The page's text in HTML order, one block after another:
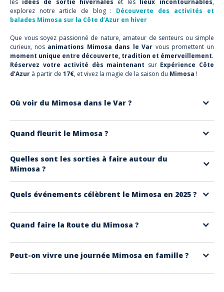
les idées de sortie hivernales et les lieux incontournables,
explorez notre article de blog : Découverte des activités et
balades Mimosa sur la Côte d’Azur en hiver
Que vous soyez passionné de nature, amateur de senteurs ou simple
curieux, nos animations Mimosa dans le Var vous promettent un
moment unique entre découverte, tradition et émerveillement.
Réservez votre activité dès maintenant sur Expérience Côte
d’Azur à partir de 17€, et vivez la magie de la saison du Mimosa !
Où voir du Mimosa dans le Var ?
vallon de la GaillardeauxIssambres
Fréjus. Plus généralement vous pouvez admirer lafloraison du
Mimosa sauvagede Bormes-Les-Mimosas à Grasse.
Quand fleurit le Mimosa ?
Cela dépend des années mais lafloraison du Mimosa
généralement
Certaines variétés précoces commencent à fleurirdès décembresur
le littoral.
Quelles sont les sorties à faire autour du
Mimosa ?
Grasse ,visites de forceries, ou encore séjours itinérants:
chaque sortie permet deprofiter de ce territoire arboréselon vos
envies.
Quels événements célèbrent le Mimosa en 2025 ?
provençal, corso fleuri, distribution de bouquets.
Mandelieu-La Napoule: Fête du Mimosa,du 12 au 16 février–
corsos diurnes et nocturnes, parades, ambiance festive.
Quand faire la Route du Mimosa ?
fin février , quand les collines sont couvertes de jaune et que les
fêtes
provençales battent leur plein.
Peut-on vivre une journée Mimosa en famille ?